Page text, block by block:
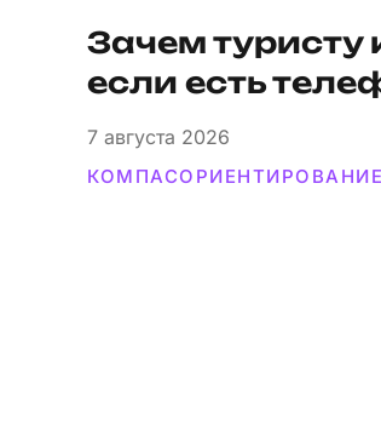
Зачем туристу
если есть
7 августа 2026
КОМПАСОРИЕНТИРОВАНИЕ